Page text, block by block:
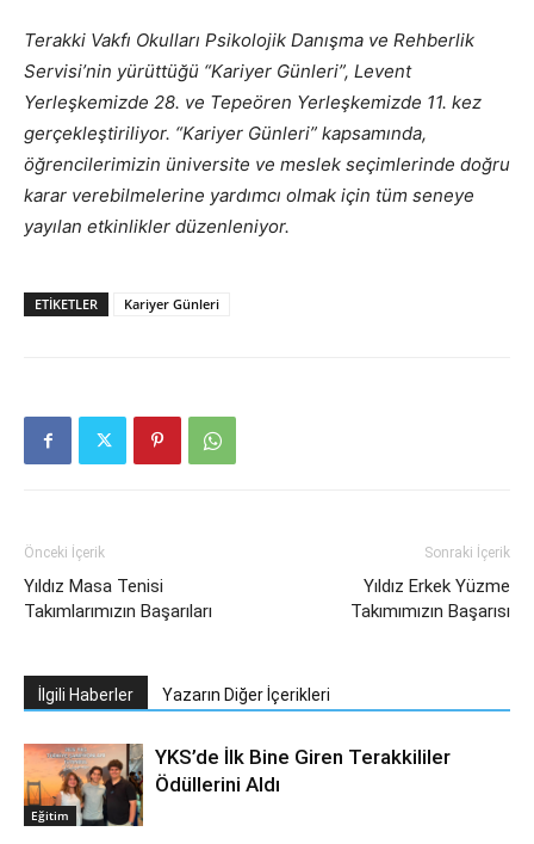
Terakki Vakfı Okulları Psikolojik Danışma ve Rehberlik
Servisi’nin yürüttüğü “Kariyer Günleri”, Levent
Yerleşkemizde 28. ve Tepeören Yerleşkemizde 11. kez
gerçekleştiriliyor. “Kariyer Günleri” kapsamında,
öğrencilerimizin üniversite ve meslek seçimlerinde doğru
karar verebilmelerine yardımcı olmak için tüm seneye
yayılan etkinlikler düzenleniyor.
ETIKETLER Kariyer Günleri
Önceki İçerik
Yıldız Masa Tenisi
Takımlarımızın Başarıları
Sonraki İçerik
Yıldız Erkek Yüzme
Takımımızın Başarısı
İlgili Haberler Yazarın Diğer İçerikleri
Eğitim
YKS’de İlk Bine Giren Terakkililer
Ödüllerini Aldı